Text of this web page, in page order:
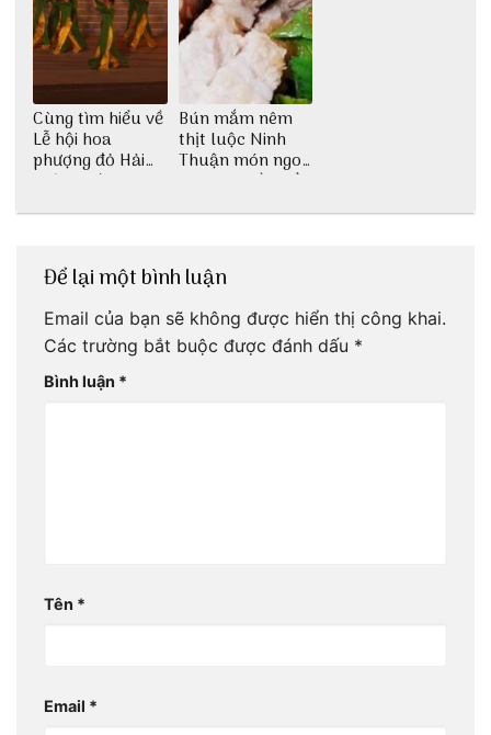
Cùng tìm hiểu về
Lễ hội hoa
phượng đỏ Hải
Phòng với 3vi.vn
Bún mắm nêm
thịt luộc Ninh
Thuận món ngon
dân dã miền biển
Để lại một bình luận
Email của bạn sẽ không được hiển thị công khai.
Các trường bắt buộc được đánh dấu *
Bình luận *
Tên *
Email *